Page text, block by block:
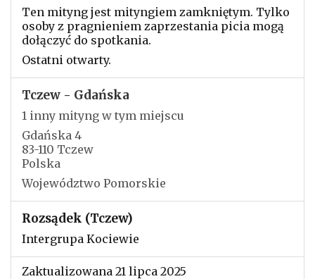
Ten mityng jest mityngiem zamkniętym. Tylko
osoby z pragnieniem zaprzestania picia mogą
dołączyć do spotkania.
Ostatni otwarty.
Tczew - Gdańska
1 inny mityng w tym miejscu
Gdańska 4
83-110 Tczew
Polska
Województwo Pomorskie
Rozsądek (Tczew)
Intergrupa Kociewie
Zaktualizowana 21 lipca 2025